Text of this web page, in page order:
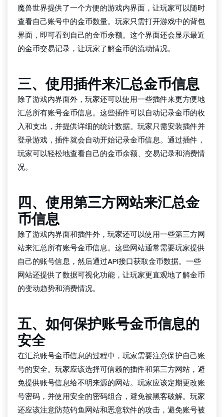
魔兽世界提供了一个方便的游戏内界面，让玩家可以随时
查看自己账号中的金币数量。玩家只需打开游戏中的背包
界面，即可看到自己的金币余额。这个界面还会显示最近
的金币交易记录，让玩家了解金币的流动情况。
三、使用插件来汇总金币信息
除了游戏内界面外，玩家还可以使用一些插件来更方便地
汇总所有账号金币信息。这些插件可以自动记录金币的收
入和支出，并提供详细的统计数据。玩家只需安装插件并
登录游戏，插件就会自动开始记录金币信息。通过插件，
玩家可以轻松地查看自己的金币余额、交易记录和消费情
况。
四、使用第三方网站来汇总金
币信息
除了游戏内界面和插件外，玩家还可以使用一些第三方网
站来汇总所有账号金币信息。这些网站通常需要玩家提供
自己的账号信息，然后通过API接口获取金币数据。一些
网站还提供了数据可视化功能，让玩家更直观地了解金币
的变动趋势和消费情况。
五、如何保护账号金币信息的
安全
在汇总账号金币信息的过程中，玩家需要注意保护自己账
号的安全。玩家应该选择可信赖的插件和第三方网站，避
免提供账号信息给不明来源的网站。玩家应该定期更改账
号密码，并使用安全的密码组合，避免被黑客破解。玩家
还应该注意防范钓鱼网站和恶意软件的攻击，避免账号被